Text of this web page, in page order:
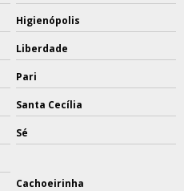
Higienópolis
Liberdade
Pari
Santa Cecília
Sé
Cachoeirinha